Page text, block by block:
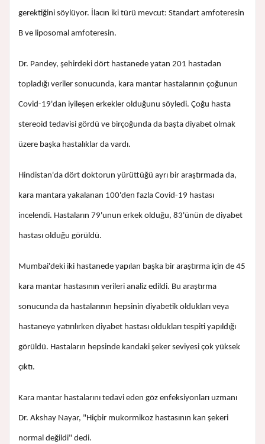
gerektiğini söylüyor. İlacın iki türü mevcut: Standart amfoteresin
B ve liposomal amfoteresin.
Dr. Pandey, şehirdeki dört hastanede yatan 201 hastadan
topladığı veriler sonucunda, kara mantar hastalarının çoğunun
Covid-19'dan iyileşen erkekler olduğunu söyledi. Çoğu hasta
stereoid tedavisi gördü ve birçoğunda da başta diyabet olmak
üzere başka hastalıklar da vardı.
Hindistan'da dört doktorun yürüttüğü ayrı bir araştırmada da,
kara mantara yakalanan 100'den fazla Covid-19 hastası
incelendi. Hastaların 79'unun erkek olduğu, 83'ünün de diyabet
hastası olduğu görüldü.
Mumbai'deki iki hastanede yapılan başka bir araştırma için de 45
kara mantar hastasının verileri analiz edildi. Bu araştırma
sonucunda da hastalarının hepsinin diyabetik oldukları veya
hastaneye yatırılırken diyabet hastası oldukları tespiti yapıldığı
görüldü. Hastaların hepsinde kandaki şeker seviyesi çok yüksek
çıktı.
Kara mantar hastalarını tedavi eden göz enfeksiyonları uzmanı
Dr. Akshay Nayar, "Hiçbir mukormikoz hastasının kan şekeri
normal değildi" dedi.